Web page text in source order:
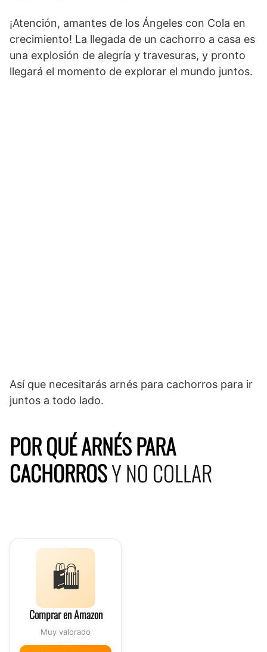
¡Atención, amantes de los Ángeles con Cola en
crecimiento! La llegada de un cachorro a casa es
una explosión de alegría y travesuras, y pronto
llegará el momento de explorar el mundo juntos.
Así que necesitarás arnés para cachorros para ir
juntos a todo lado.
POR QUÉ ARNÉS PARA
CACHORROSY NO COLLAR
🛍️
Comprar en Amazon
Muy valorado